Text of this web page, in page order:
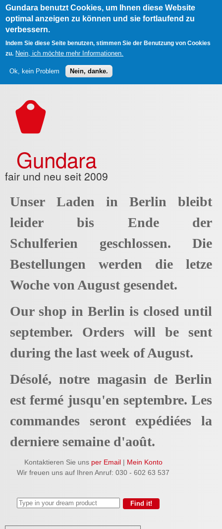
Gundara benutzt Cookies, um Ihnen diese Website
optimal anzeigen zu können und sie fortlaufend zu
verbessern.
Indem Sie diese Seite benutzen, stimmen Sie der Benutzung von Cookies
zu. Nein, ich möchte mehr Informationen.
Ok, kein Problem Nein, danke.
Gundara
fair und neu seit 2009
Unser Laden in Berlin bleibt
leider bis Ende der
Schulferien geschlossen. Die
Bestellungen werden die letze
Woche von August gesendet.
Our shop in Berlin is closed until
september. Orders will be sent
during the last week of August.
Désolé, notre magasin de Berlin
est fermé jusqu'en septembre. Les
commandes seront expédiées la
derniere semaine d'août.
Kontaktieren Sie uns per Email| Mein Konto
Wir freuen uns auf Ihren Anruf: 030 - 602 63 537